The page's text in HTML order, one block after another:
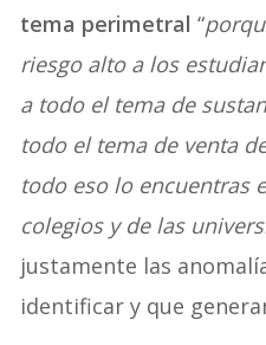
tema perimetral“
riesgo alto a los
a todo el tema de
todo el tema de venta
todo eso lo encuentras
colegios y de las
justamente las
identificar y que